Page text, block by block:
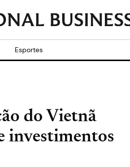
Esportes
do Vietnã
investimentos